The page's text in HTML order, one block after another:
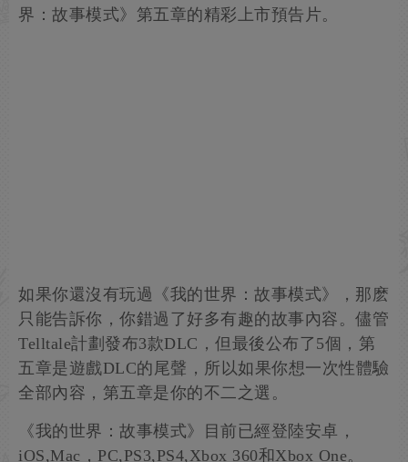
界：故事模式》第五章的精彩上市預告片。
如果你還沒有玩過《我的世界：故事模式》，那麽
只能告訴你，你錯過了好多有趣的故事內容。儘管
Telltale計劃發布3款DLC，但最後公布了5個，第
五章是遊戲DLC的尾聲，所以如果你想一次性體驗
全部內容，第五章是你的不二之選。
《我的世界：故事模式》目前已經登陸安卓，
iOS,Mac，PC,PS3,PS4,Xbox 360和Xbox One。